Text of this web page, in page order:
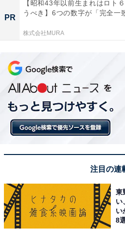
PR
【昭和43年以前生まれはロト
うべき】6つの数字が「完全一
株式会社MURA
注目の連
東
い
い
8